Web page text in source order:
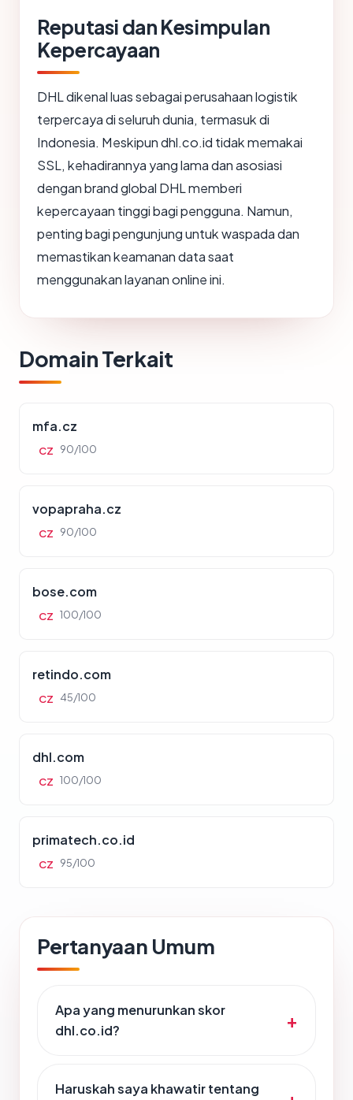
Reputasi dan Kesimpulan
Kepercayaan
DHL dikenal luas sebagai perusahaan logistik
terpercaya di seluruh dunia, termasuk di
Indonesia. Meskipun dhl.co.id tidak memakai
SSL, kehadirannya yang lama dan asosiasi
dengan brand global DHL memberi
kepercayaan tinggi bagi pengguna. Namun,
penting bagi pengunjung untuk waspada dan
memastikan keamanan data saat
menggunakan layanan online ini.
Domain Terkait
mfa.cz
CZ 90/100
vopapraha.cz
CZ 90/100
bose.com
CZ 100/100
retindo.com
CZ 45/100
dhl.com
CZ 100/100
primatech.co.id
CZ 95/100
Pertanyaan Umum
Apa yang menurunkan skor
dhl.co.id?
Haruskah saya khawatir tentang